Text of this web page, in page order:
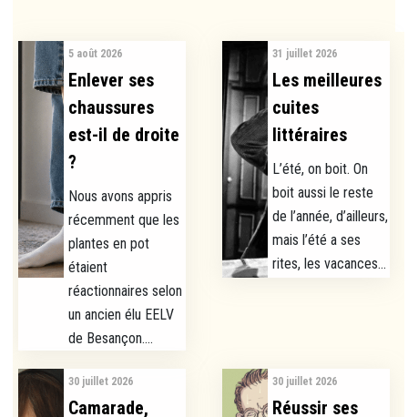
5 août 2026
Enlever ses
chaussures
est-il de droite
?
Nous avons appris
récemment que les
plantes en pot
étaient
réactionnaires selon
un ancien élu EELV
de Besançon....
31 juillet 2026
Les meilleures
cuites
littéraires
L’été, on boit. On
boit aussi le reste
de l’année, d’ailleurs,
mais l’été a ses
rites, les vacances...
30 juillet 2026
Camarade,
30 juillet 2026
Réussir ses